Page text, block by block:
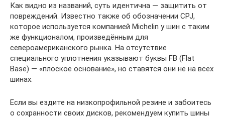
Как видно из названий, суть идентична — защитить от
повреждений. Известно также об обозначении CPJ,
которое используется компанией Michelin у шин с таким
же функционалом, произведённым для
североамериканского рынка. На отсутствие
специального уплотнения указывают буквы FB (Flat
Base) — «плоское основание», но ставятся они не на всех
шинах.
Если вы ездите на низкопрофильной резине и забоитесь
о сохранности своих дисков, рекомендуем купить шины